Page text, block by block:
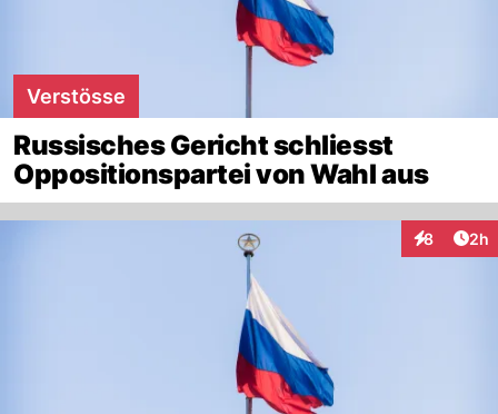
Verstösse
Russisches Gericht schliesst
Oppositionspartei von Wahl aus
8 2h